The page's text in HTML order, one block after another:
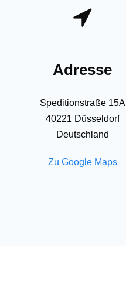
Adresse
Speditionstraße 15A
40221 Düsseldorf
Deutschland
Zu Google Maps